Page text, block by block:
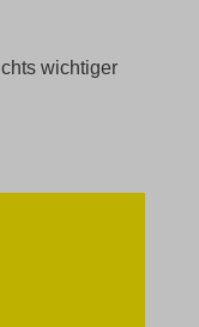
wichtiger